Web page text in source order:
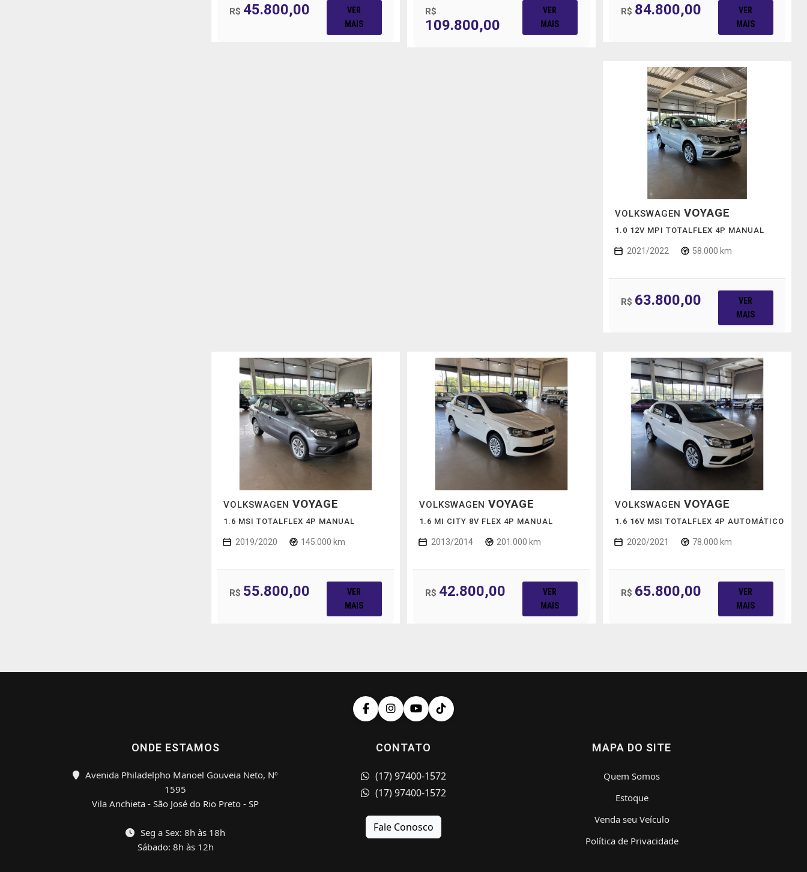
R$ 45.800,00
VER
MAIS
R$
109.800,00
VER
MAIS
R$ 84.800,00
VER
MAIS
VOLKSWAGEN VOYAGE
1.0 12V MPI TOTALFLEX 4P MANUAL
2021/2022 58.000 km
R$ 63.800,00
VER
MAIS
VOLKSWAGEN VOYAGE
1.6 MSI TOTALFLEX 4P MANUAL
2019/2020 145.000 km
R$ 55.800,00
VER
MAIS
VOLKSWAGEN VOYAGE
1.6 MI CITY 8V FLEX 4P MANUAL
2013/2014 201.000 km
R$ 42.800,00
VER
MAIS
VOLKSWAGEN VOYAGE
1.6 16V MSI TOTALFLEX 4P AUTOMÁTICO
2020/2021 78.000 km
R$ 65.800,00
VER
MAIS
ONDE ESTAMOS
Avenida Philadelpho Manoel Gouveia Neto, Nº
1595
Vila Anchieta - São José do Rio Preto - SP
Seg a Sex: 8h às 18h
Sábado: 8h às 12h
CONTATO
(17) 97400-1572
(17) 97400-1572
Fale Conosco
MAPA DO SITE
Quem Somos
Estoque
Venda seu Veículo
Política de Privacidade